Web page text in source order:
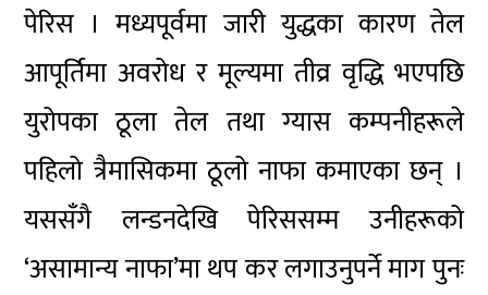
पेरिस । मध्यपूर्वमा जारी युद्धका कारण तेल
आपूर्तिमा अवरोध र मूल्यमा तीव्र वृद्धि भएपछि
युरोपका ठूला तेल तथा ग्यास कम्पनीहरूले
पहिलो त्रैमासिकमा ठूलो नाफा कमाएका छन् ।
यससँगै लन्डनदेखि पेरिससम्म उनीहरूको
‘असामान्य नाफा’मा थप कर लगाउनुपर्ने माग पुनः